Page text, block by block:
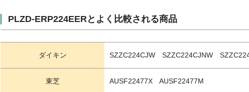
PLZD-ERP224EERとよく比較される商品
ダイキン SZZC224CJW SZZC224CJNW
東芝 AUSF22477X AUSF22477M